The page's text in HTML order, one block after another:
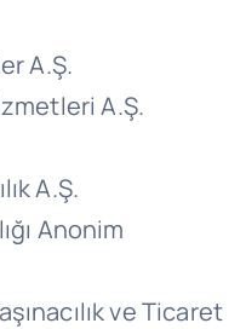
A.Ş.
A.Ş.
A.Ş.
Anonim
ve Ticaret